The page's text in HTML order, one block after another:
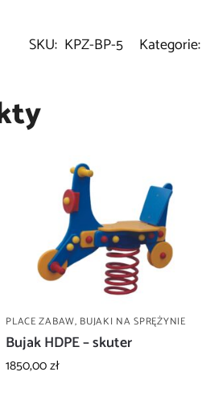
SKU: KPZ-BP-5 Kategorie:
PLACE ZABAW, BUJAKI NA SPRĘŻYNIE
Bujak HDPE – skuter
1850,00zł